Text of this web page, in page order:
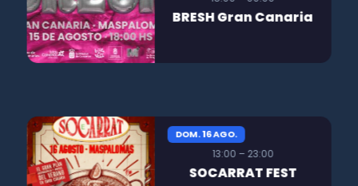
BRESH Gran Canaria
DOM. 16 AGO.
13:00 – 23:00
SOCARRAT FEST